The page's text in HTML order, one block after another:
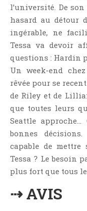
Coup De Coeur
Critiques Express
Dark Erotica
Dystopie
Epistolaire
Erotique
Fait Divers
Feel Good
Fraternité
l’université. De
hasard au détour
ingérable, ne
Tessa va devoir
questions : Hardin
Un week-end
rêvée pour se
de Riley et de
que toutes leurs
Seattle approche…
bonnes
capable de mettre
Tessa ? Le besoin
plus fort que tous
⇢ AVIS